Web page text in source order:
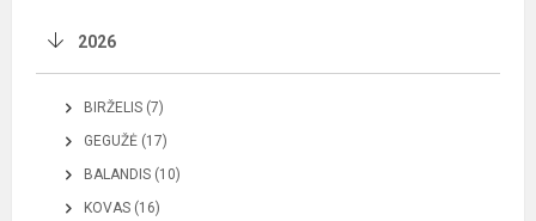
2026
BIRŽELIS (7)
GEGUŽĖ (17)
BALANDIS (10)
KOVAS (16)